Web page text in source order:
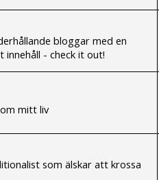
bloggar med en
- check it out!
mitt liv
som älskar att krossa